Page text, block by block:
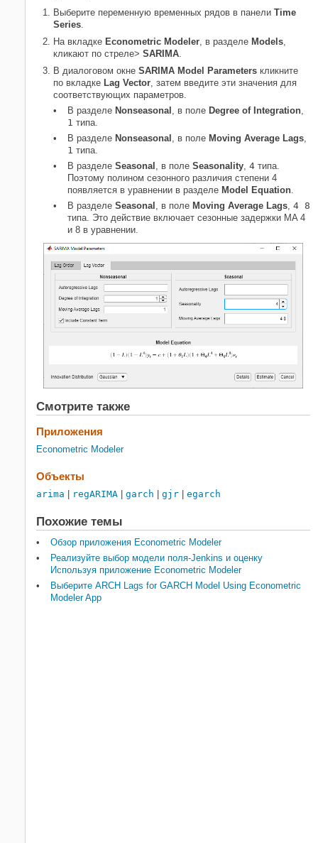
Выберите переменную временных рядов в панели Time
Series.
На вкладке Econometric Modeler, в разделе Models,
кликают по стреле> SARIMA.
В диалоговом окне SARIMA Model Parameters кликните
по вкладке Lag Vector, затем введите эти значения для
соответствующих параметров.
В разделе Nonseasonal , в поле Degree of Integration,
1 типа.
В разделе Nonseasonal , в поле Moving Average Lags,
1 типа.
В разделе Seasonal , в поле Seasonality, 4 типа.
Поэтому полином сезонного различия степени 4
появляется в уравнении в разделе Model Equation.
В разделе Seasonal , в поле Moving Average Lags, 4 8
типа. Это действие включает сезонные задержки MA 4
и 8 в уравнении.
Смотрите также
Приложения
Econometric Modeler
Объекты
arima regARIMA garch gjr egarch
Похожие темы
Обзор приложения Econometric Modeler
Реализуйте выбор модели поля-Jenkins и оценку
Используя приложение Econometric Modeler
Выберите ARCH Lags for GARCH Model Using Econometric
Modeler App